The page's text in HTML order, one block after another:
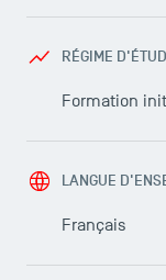
RÉGIME
Formation
LANGUE
Français